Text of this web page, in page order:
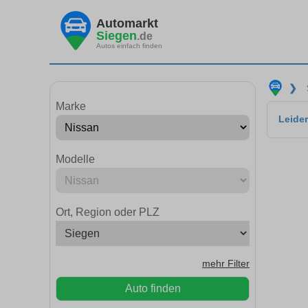
Automarkt
Siegen.de
Autos einfach finden
Marke
Modelle
Ort, Region oder PLZ
mehr Filter
Auto finden
❯